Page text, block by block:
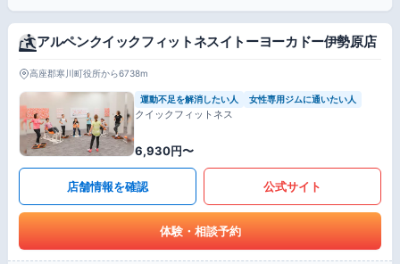
アルペンクイックフィットネスイトーヨーカドー伊勢原店
高座郡寒川町役所から6738m
運動不足を解消したい人 女性専用ジムに通いたい人
クイックフィットネス
6,930円〜
店舗情報を確認 公式サイト
体験・相談予約